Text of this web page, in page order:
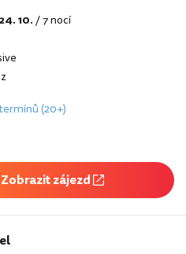
10./ 7 nocí
(20+)
Zobrazit zájezd